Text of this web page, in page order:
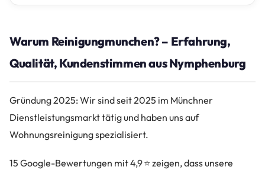
Warum Reinigungmunchen? – Erfahrung,
Qualität, Kundenstimmen aus Nymphenburg
Gründung 2025: Wir sind seit 2025 im Münchner
Dienstleistungsmarkt tätig und haben uns auf
Wohnungsreinigung spezialisiert.
15 Google-Bewertungen mit 4,9 ⭐ zeigen, dass unsere